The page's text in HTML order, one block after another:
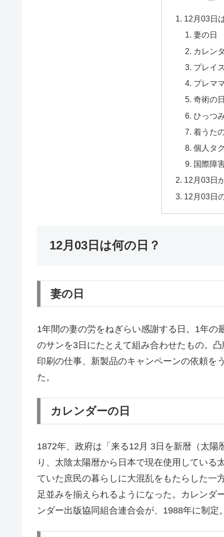
12月03日
妻の日
カレン
プレイ
プレマ
奇術の日
ひっつ
着うた
個人タ
国際障
12月03日
12月03日
12月03日は何の日？
妻の日
1年間の妻の労をねぎらい感謝する日。1年の
のサンを3日にたとえて組み合わせたもの。
印刷の仕事、新製品のキャンペーンの依頼を
た。
カレンダーの日
1872年、政府は「来る12月 3日を新暦（太陽
り、太陰太陽暦から日本で現在使用している
ていた庶民の暮らしに大混乱をもたらした一
足並みを揃えられるようになった。カレンダ
ンダー出版協同組合連合会が、1988年に制定。